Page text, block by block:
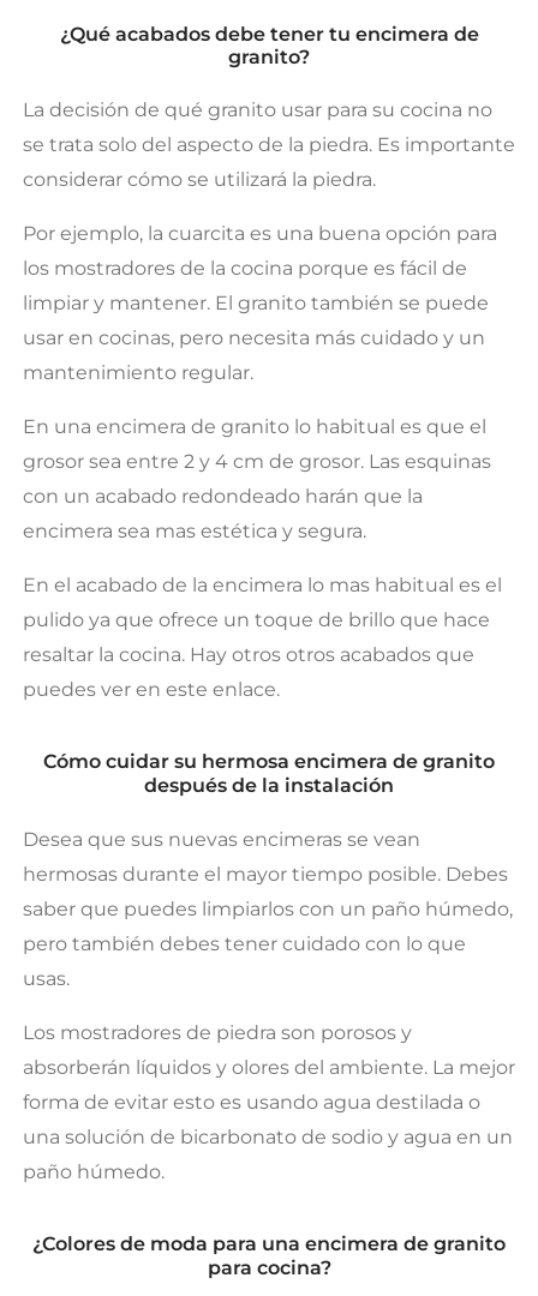
¿Qué acabados debe tener tu encimera de
granito?
La decisión de qué granito usar para su cocina no
se trata solo del aspecto de la piedra. Es importante
considerar cómo se utilizará la piedra.
Por ejemplo, la cuarcita es una buena opción para
los mostradores de la cocina porque es fácil de
limpiar y mantener. El granito también se puede
usar en cocinas, pero necesita más cuidado y un
mantenimiento regular.
En una encimera de granito lo habitual es que el
grosor sea entre 2 y 4 cm de grosor. Las esquinas
con un acabado redondeado harán que la
encimera sea mas estética y segura.
En el acabado de la encimera lo mas habitual es el
pulido ya que ofrece un toque de brillo que hace
resaltar la cocina. Hay otros otros acabados que
puedes ver en este enlace.
Cómo cuidar su hermosa encimera de granito
después de la instalación
Desea que sus nuevas encimeras se vean
hermosas durante el mayor tiempo posible. Debes
saber que puedes limpiarlos con un paño húmedo,
pero también debes tener cuidado con lo que
usas.
Los mostradores de piedra son porosos y
absorberán líquidos y olores del ambiente. La mejor
forma de evitar esto es usando agua destilada o
una solución de bicarbonato de sodio y agua en un
paño húmedo.
¿Colores de moda para una encimera de granito
para cocina?